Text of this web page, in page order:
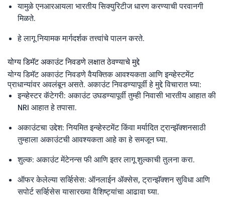
यामुळे एनआरआयला भारतीय सिक्युरिटीज धारण करण्याची परवानगी
मिळते.
हे लागू नियामक मार्गदर्शक तत्त्वांचे पालन करते.
योग्य डिमॅट अकाउंट निवडणे लक्षात ठेवण्याचे मुद्दे
योग्य डिमॅट अकाउंट निवडणे वैयक्तिक आवश्यकता आणि इन्व्हेस्टमेंट
प्राधान्यांवर अवलंबून असते. अकाउंट निवडण्यापूर्वी हे मुद्दे विचारात घ्या:
इन्व्हेस्टर कॅटेगरी: अकाउंट उघडण्यापूर्वी तुम्ही निवासी भारतीय आहात की
NRI आहात हे तपासा.
अकाउंटचा उद्देश: नियमित इन्व्हेस्टमेंट किंवा मर्यादित ट्रान्झॅक्शनसाठी
तुम्हाला अकाउंटची आवश्यकता आहे का हे समजून घ्या.
शुल्क: अकाउंट मेंटेनन्स फी आणि इतर लागू शुल्काची तुलना करा.
ऑफर केलेल्या सर्व्हिसेस: ऑनलाईन ॲक्सेस, ट्रान्झॅक्शन सुविधा आणि
सपोर्ट सर्व्हिसेस यासारख्या वैशिष्ट्यांचा आढावा घ्या.